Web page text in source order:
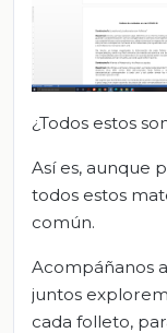
¿Todos estos
Así es, aunque
todos estos
común.
Acompáñanos
juntos
cada folleto,